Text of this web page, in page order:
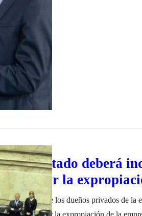
El Estado deberá
por la
determinó que los dueños privados de la